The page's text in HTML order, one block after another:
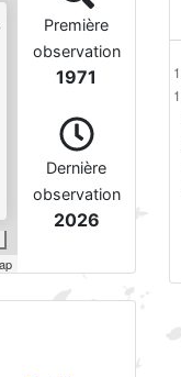
Première
observation
1971
Dernière
observation
2026